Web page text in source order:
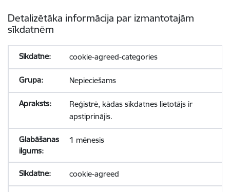
Detalizētāka informācija par izmantotajām
sīkdatnēm
cookie-agreed-categories
Nepieciešams
Reģistrē, kādas sīkdatnes lietotājs ir
apstiprinājis.
1 mēnesis
cookie-agreed